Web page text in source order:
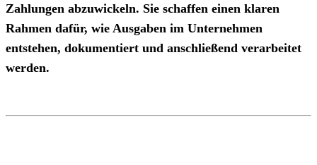
Zahlungen abzuwickeln. Sie schaffen einen klaren
Rahmen dafür, wie Ausgaben im Unternehmen
entstehen, dokumentiert und anschließend verarbeitet
werden.